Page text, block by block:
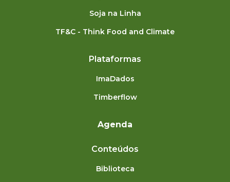
Soja na Linha
TF&C - Think Food and Climate
Plataformas
ImaDados
Timberflow
Agenda
Conteúdos
Biblioteca